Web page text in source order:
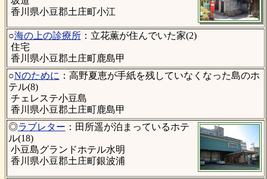
香川県小豆郡土庄町小江
○海の上の診療所：立花薫が住んでいた家(2)
住宅
香川県小豆郡土庄町鹿島甲
○Nのために ：高野夏恵が手紙を残していなくなった島のホ
テル(8)
チェレステ小豆島
香川県小豆郡土庄町鹿島甲
◎ラブレター ：田所遥が泊まっているホテ
ル(18)
小豆島グランドホテル水明
香川県小豆郡土庄町銀波浦